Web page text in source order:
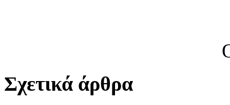
Σχετικά άρθρα